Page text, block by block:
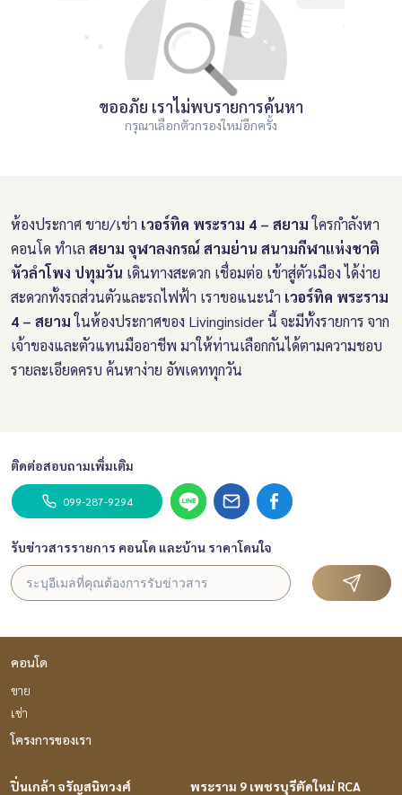
ขออภัย เราไม่พบรายการค้นหา
กรุณาเลือกตัวกรองใหม่อีกครั้ง
ห้องประกาศ ขาย/เช่า เวอร์ทิค พระราม 4 – สยามใครกำลังหา
คอนโด ทำเล สยาม จุฬาลงกรณ์ สามย่าน สนามกีฬาแห่งชาติ
หัวลำโพง ปทุมวัน เดินทางสะดวก เชื่อมต่อ เข้าสู่ตัวเมือง ได้ง่าย
สะดวกทั้งรถส่วนตัวและรถไฟฟ้า เราขอแนะนำ เวอร์ทิค พระราม
4 – สยามในห้องประกาศของ Livinginsider นี้ จะมีทั้งรายการ จาก
เจ้าของและตัวแทนมืออาชีพ มาให้ท่านเลือกกันได้ตามความชอบ
รายละเอียดครบ ค้นหาง่าย อัพเดททุกวัน
ติดต่อสอบถามเพิ่มเติม
099-287-9294
รับข่าวสารรายการ คอนโด และบ้าน ราคาโดนใจ
คอนโด
ขาย
เช่า
โครงการของเรา
ปิ่นเกล้า จรัญสนิทวงศ์
พระราม 9 เพชรบุรีตัดใหม่ RCA